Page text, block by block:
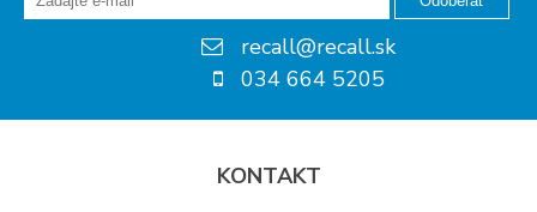
recall@recall.sk
034 664 5205
KONTAKT